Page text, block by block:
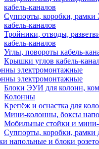
кабель-каналов
Суппорты, коробки,
кабель-каналов
Тройники, отводы,
кабель-каналов
Углы, повороты кабель-
Крышки углов кабель-
электромонтажные
электромонтажные
Блоки ЭУИ для колонн,
Колонны
Крепёж и оснастка для
Мини-колонны, боксы
Мобильные стойки и
Суппорты, коробки,
напольные и блоки